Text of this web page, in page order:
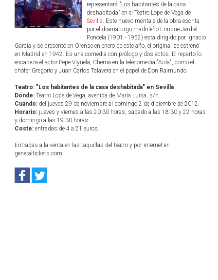
representará "Los habitantes de la casa
deshabitada" en el Teatro Lope de Vega de
Sevilla. Este nuevo montaje de la obra escrita
por el dramaturgo madrileño Enrique Jardiel
Poncela (1901 - 1952) está dirigido por Ignacio
García y se presentó en Orense en enero de este año, el original se estrenó
en Madrid en 1942. Es una comedia con prólogo y dos actos. El reparto lo
encabeza el actor Pepe Viyuela, Chema en la telecomedia "Aida", como el
chófer Gregorio y Juan Carlos Talavera en el papel de Don Raimundo.
Teatro: "Los habitantes de la casa deshabitada" en Sevilla
Dónde: Teatro Lope de Vega, avenida de María Luisa, s/n.
Cuándo: del jueves 29 de noviembre al domingo 2 de diciembre de 2012.
Horario: jueves y viernes a las 20:30 horas, sábado a las 18:30 y 22 horas
y domingo a las 19:30 horas.
Coste: entradas de 4 a 21 euros.
Entradas a la venta en las taquillas del teatro y por internet en
generaltickets.com